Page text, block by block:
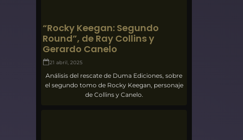
“Rocky Keegan: Segundo
Round”, de Ray Collins y
Gerardo Canelo
21 abril, 2025
Análisis del rescate de Duma Ediciones, sobre
el segundo tomo de Rocky Keegan, personaje
de Collins y Canelo.